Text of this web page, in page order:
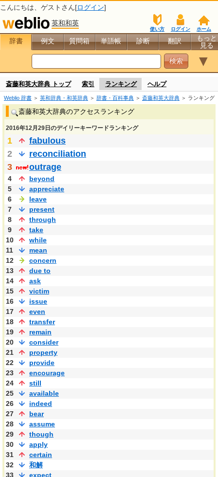
こんにちは、 ゲスト さん[ログイン]
英和和英
ホーム
ログイン
使い方
辞書 例文 質問箱 単語帳 診断 翻訳
もっと
見る
▼
斎藤和英大辞典 トップ 索引 ランキング ヘルプ
Weblio 辞書 ＞ 英和辞典・和英辞典 ＞ 辞書・百科事典 ＞ 斎藤和英大辞典 ＞ ランキング
斎藤和英大辞典のアクセスランキング
2016年12月29日のデイリーキーワードランキング
1
fabulous
2
reconciliation
3
outrage
4
beyond
5
appreciate
6
leave
7
present
8
through
9
take
10
while
11
mean
12
concern
13
due to
14
ask
15
victim
16
issue
17
even
18
transfer
19
remain
20
consider
21
property
22
provide
23
encourage
24
still
25
available
26
indeed
27
bear
28
assume
29
though
30
apply
31
certain
32
和解
33
expect